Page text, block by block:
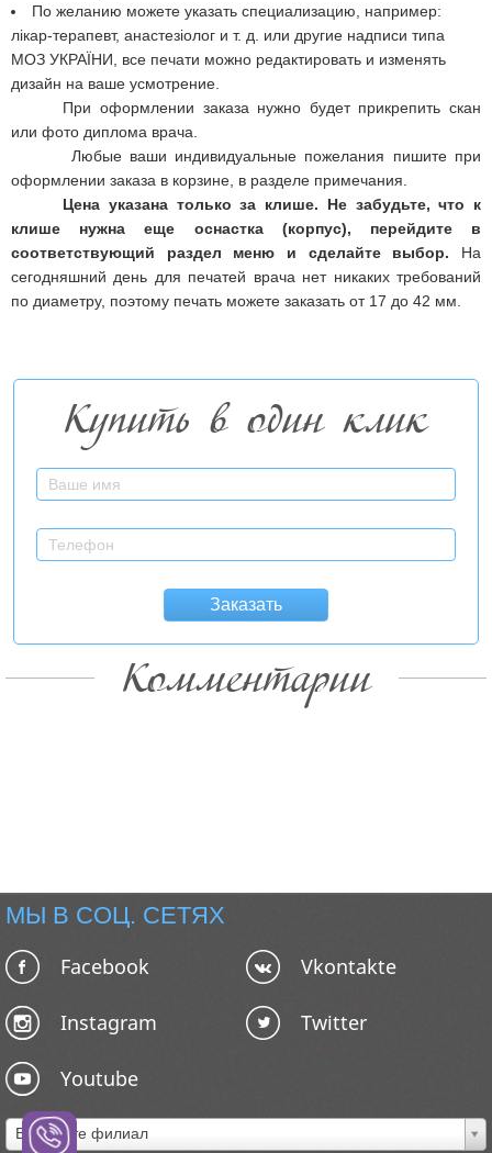
По желанию можете указать специализацию, например:
лікар-терапевт, анастезіолог и т. д. или другие надписи типа
МОЗ УКРАЇНИ, все печати можно редактировать и изменять
дизайн на ваше усмотрение.
При оформлении заказа нужно будет прикрепить скан
или фото диплома врача
Любые ваши индивидуальные пожелания пишите при
оформлении заказа в корзине, в разделе примечания.
Цена указана только за клише. Не забудьте, что к
клише нужна еще оснастка (корпус), перейдите в
соответствующий раздел меню и сделайте выбор. На
сегодняшний день для печатей врача нет никаких требований
по диаметру, поэтому печать можете заказать от 17 до 42 мм.
Купить в один клик
Заказать
Комментарии
МЫ В СОЦ. СЕТЯХ
Facebook Vkontakte
Instagram Twitter
Youtube
Выберите филиал